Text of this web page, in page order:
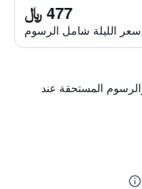
477 ﷼
سعر الليلة شامل الرسوم
المستحقة عند